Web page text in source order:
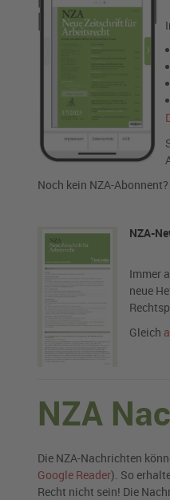
Noch kein NZA-Abonnent?
NZA-
Immer
neue
Gleich
NZA
Die NZA-Nachrichten
Google Reader). So
Recht nicht sein! Die